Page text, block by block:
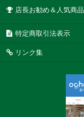
店長お勧め＆人気商品
特定商取引法表示
リンク集